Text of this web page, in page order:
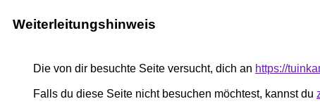
Weiterleitungshinweis
Die von dir besuchte Seite versucht, dich an https://
Falls du diese Seite nicht besuchen möchtest, kannst du